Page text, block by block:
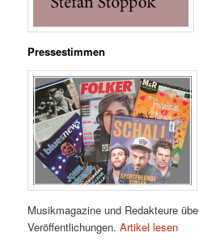
Pressestimmen
Musikmagazine und Redakteure
Veröffentlichungen.Artikel lesen